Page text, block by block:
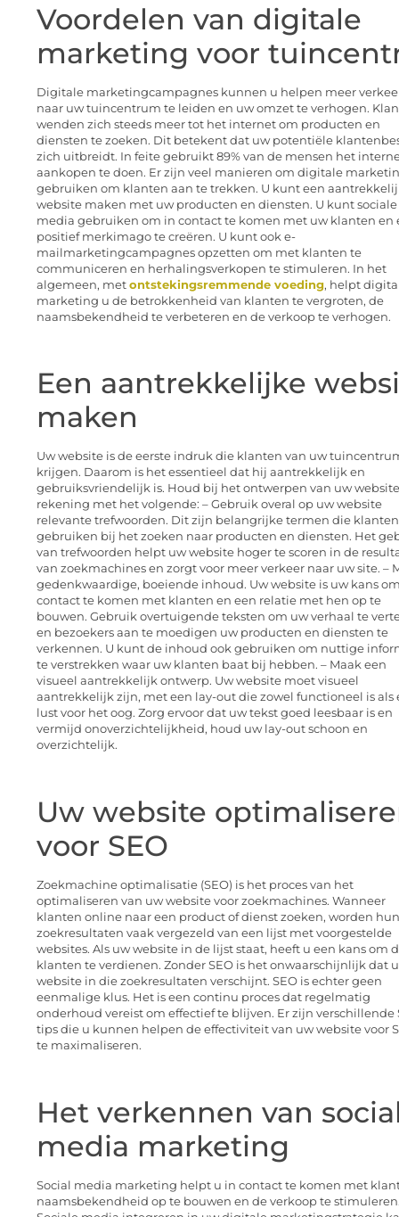
Voordelen van digitale
marketing voor
Digitale marketingcampagnes kunnen u helpen meer
naar uw tuincentrum te leiden en uw omzet te verhogen.
wenden zich steeds meer tot het internet om producten en
diensten te zoeken. Dit betekent dat uw potentiële
zich uitbreidt. In feite gebruikt 89% van de mensen het
aankopen te doen. Er zijn veel manieren om digitale
gebruiken om klanten aan te trekken. U kunt een
website maken met uw producten en diensten. U kunt sociale
media gebruiken om in contact te komen met uw klanten en
positief merkimago te creëren. U kunt ook e-
mailmarketingcampagnes opzetten om met klanten te
communiceren en herhalingsverkopen te stimuleren. In het
algemeen, met ontstekingsremmende voeding, helpt
marketing u de betrokkenheid van klanten te vergroten, de
naamsbekendheid te verbeteren en de verkoop te verhogen.
Een aantrekkelijke
maken
Uw website is de eerste indruk die klanten van uw
krijgen. Daarom is het essentieel dat hij aantrekkelijk en
gebruiksvriendelijk is. Houd bij het ontwerpen van uw website
rekening met het volgende: – Gebruik overal op uw website
relevante trefwoorden. Dit zijn belangrijke termen die klanten
gebruiken bij het zoeken naar producten en diensten. Het
van trefwoorden helpt uw website hoger te scoren in de
van zoekmachines en zorgt voor meer verkeer naar uw site. –
gedenkwaardige, boeiende inhoud. Uw website is uw kans
contact te komen met klanten en een relatie met hen op te
bouwen. Gebruik overtuigende teksten om uw verhaal te
en bezoekers aan te moedigen uw producten en diensten te
verkennen. U kunt de inhoud ook gebruiken om nuttige
te verstrekken waar uw klanten baat bij hebben. – Maak een
visueel aantrekkelijk ontwerp. Uw website moet visueel
aantrekkelijk zijn, met een lay-out die zowel functioneel is als
lust voor het oog. Zorg ervoor dat uw tekst goed leesbaar is en
vermijd onoverzichtelijkheid, houd uw lay-out schoon en
overzichtelijk.
Uw website
voor SEO
Zoekmachine optimalisatie (SEO) is het proces van het
optimaliseren van uw website voor zoekmachines. Wanneer
klanten online naar een product of dienst zoeken, worden hun
zoekresultaten vaak vergezeld van een lijst met voorgestelde
websites. Als uw website in de lijst staat, heeft u een kans om
klanten te verdienen. Zonder SEO is het onwaarschijnlijk dat
website in die zoekresultaten verschijnt. SEO is echter geen
eenmalige klus. Het is een continu proces dat regelmatig
onderhoud vereist om effectief te blijven. Er zijn verschillende
tips die u kunnen helpen de effectiviteit van uw website voor
te maximaliseren.
Het verkennen van
media marketing
Social media marketing helpt u in contact te komen met
naamsbekendheid op te bouwen en de verkoop te